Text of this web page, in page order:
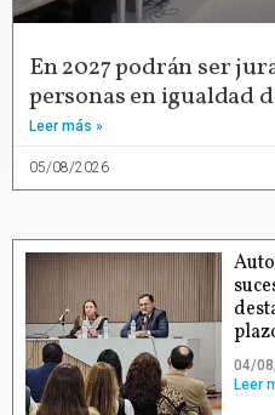
En 2027 podrán ser
personas en igualdad
Leer más »
05/08/2026
04/
Leer